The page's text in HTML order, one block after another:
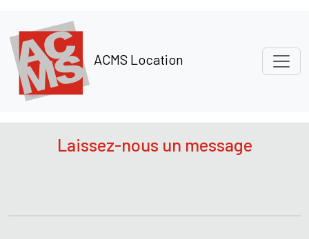
ACMS Location
Laissez-nous un message